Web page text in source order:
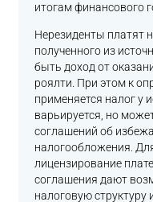
итогам финансового
Нерезиденты платят
полученного из
быть доход от
роялти. При этом к
применяется налог у
варьируется, но
соглашений об
налогообложения.
лицензирование
соглашения дают
налоговую структуру